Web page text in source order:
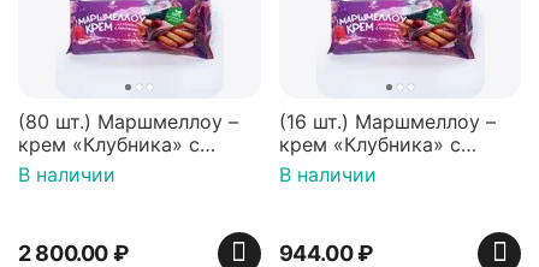
(80 шт.) Маршмеллоу –
крем «Клубника» с
палочками (ТМ
«Зефирный Лео»)
В наличии
2 800.00₽
(16 шт.) Маршмеллоу –
крем «Клубника» с
палочками (ТМ
«Зефирный Лео»)
В наличии
944.00₽